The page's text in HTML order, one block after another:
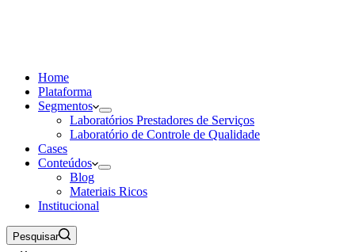
Home
Plataforma
Segmentos
Laboratórios Prestadores de Serviços
Laboratório de Controle de Qualidade
Cases
Conteúdos
Blog
Materiais Ricos
Institucional
Pesquisar